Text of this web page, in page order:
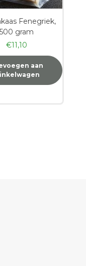
Fenegriek,
500 gram
€11,10
aan